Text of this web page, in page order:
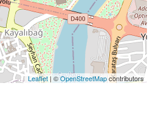
Leaflet| ©OpenStreetMapcontributors